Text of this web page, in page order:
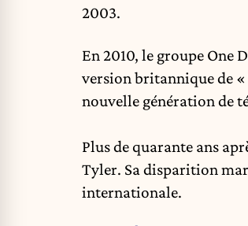
2003.
En 2010, le groupe
version britannique de
nouvelle génération de
Plus de quarante ans
Tyler. Sa disparition
internationale.